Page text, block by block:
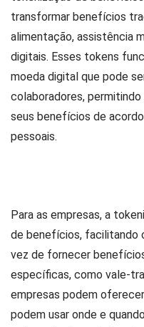
transformar benefícios
alimentação, assistência
digitais. Esses tokens
moeda digital que pode
colaboradores,
seus benefícios de
pessoais.
Para as empresas, a
de benefícios, facilitando
vez de fornecer
específicas, como vale-
empresas podem
podem usar onde e